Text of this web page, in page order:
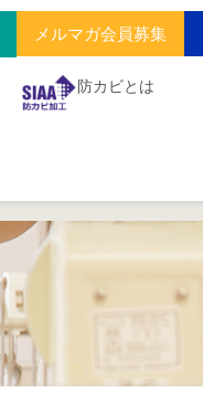
メルマガ会員募集
防カビとは